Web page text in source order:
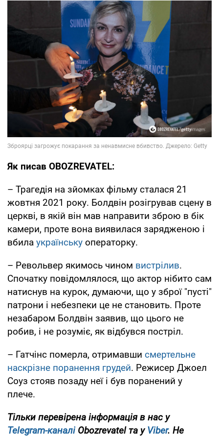
Як писав OBOZREVATEL:
– Трагедія на зйомках фільму сталася 21
жовтня 2021 року. Болдвін розігрував сцену в
церкві, в якій він мав направити зброю в бік
камери, проте вона виявилася зарядженою і
вбила українську операторку.
– Револьвер якимось чином вистрілив.
Спочатку повідомлялося, що актор нібито сам
натиснув на курок, думаючи, що у зброї "пусті"
патрони і небезпеки це не становить. Проте
незабаром Болдвін заявив, що цього не
робив, і не розуміє, як відбувся постріл.
– Гатчінс померла, отримавши смертельне
наскрізне поранення грудей. Режисер Джоел
Соуз стояв позаду неї і був поранений у
плече.
Тільки перевірена інформація в нас у
Telegram-каналіObozrevatel та уViber. Не